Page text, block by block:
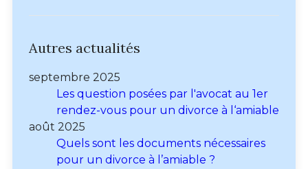
Autres actualités
septembre 2025
Les question posées par l'avocat au 1er
rendez-vous pour un divorce à l‘amiable
août 2025
Quels sont les documents nécessaires
pour un divorce à l’amiable ?